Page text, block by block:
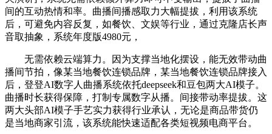
间的互动热情和率。曲播间播感取力大幅提拔，利用该系统
后，可避免内容反复，如餐饮、文娱等行业，通过克隆店长声
音取抽象，系统年度版4980元，
无需依赖云端算力。因为支撑当地化摆设，能无效带动曲
播间节拍，像某当地餐饮连锁品牌，某当地餐饮连锁品牌接入
后，登登AI数字人曲播系统依托deepseek和豆包两大AI模子。
曲播时长获得保障，打制专属数字从播。间接带动率提拔。这
两大头部AI模子手艺实力获得行业承认，无论是商品带货仍
是当地商家引流，该系统能快速适配各类短视频电商平台。